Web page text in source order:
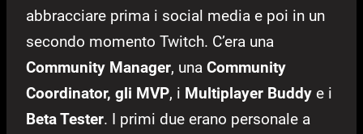
abbracciare prima i social media e poi in un
secondo momento Twitch. C’era una
Community Manager, una Community
Coordinator, gli MVP, i Multiplayer Buddy e i
Beta Tester. I primi due erano personale a